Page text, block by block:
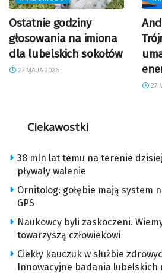
Ostatnie godziny
głosowania na imiona
dla lubelskich sokołów
27 MAJA 2026
27
Ciekawostki
38 mln lat temu na terenie
pływały walenie
Ornitolog: gołębie mają system
GPS
Naukowcy byli zaskoczeni.
towarzyszą człowiekowi
Ciekły kauczuk w służbie
Innowacyjne badania lubelskich